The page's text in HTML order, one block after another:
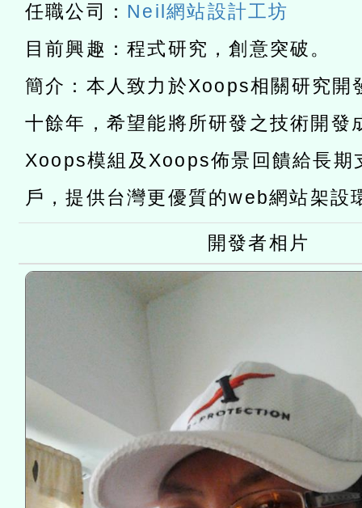
「數位內容與教學軟體線
t」
有關大陸委員會函釋公務
赴陸應申請許可一案
轉知經濟部水利署委託財
研究院辦理「115年表揚
位及節水達人選拔活動」
115年8月22日(星期六)辦
市孔廟祈福系列活動—儒
2026年桃園地景藝術節教
任職公司： Neil網站設計工坊
目前興趣：程式研究，創意突破。
簡介：本人致力於Xoops相關研究開
十餘年，希望能將所研發之技術開發
Xoops模組及Xoops佈景回饋給長期
戶，提供台灣更優質的web網站架設
開發者相片